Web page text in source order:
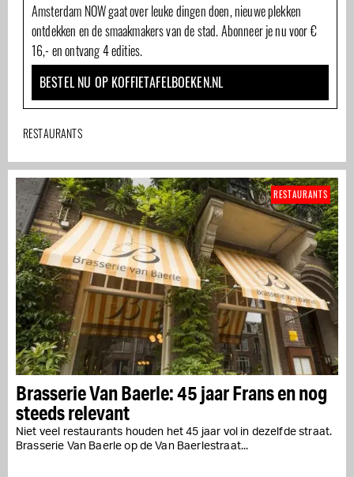
Amsterdam NOW gaat over leuke dingen doen, nieuwe plekken
ontdekken en de smaakmakers van de stad. Abonneer je nu voor €
16,- en ontvang 4 edities.
BESTEL NU OP KOFFIETAFELBOEKEN.NL
RESTAURANTS
Brasserie Van Baerle: 45 jaar Frans en nog
steeds relevant
Niet veel restaurants houden het 45 jaar vol in dezelfde straat.
Brasserie Van Baerle op de Van Baerlestraat...
RESTAURANTS